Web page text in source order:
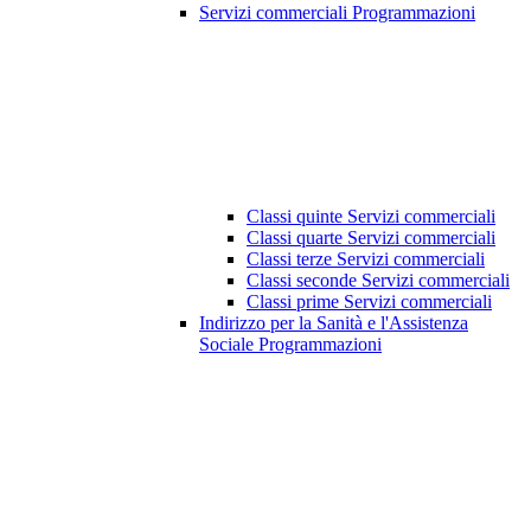
Servizi commerciali Programmazioni
Classi quinte Servizi commerciali
Classi quarte Servizi commerciali
Classi terze Servizi commerciali
Classi seconde Servizi commerciali
Classi prime Servizi commerciali
Indirizzo per la Sanità e l'Assistenza
Sociale Programmazioni